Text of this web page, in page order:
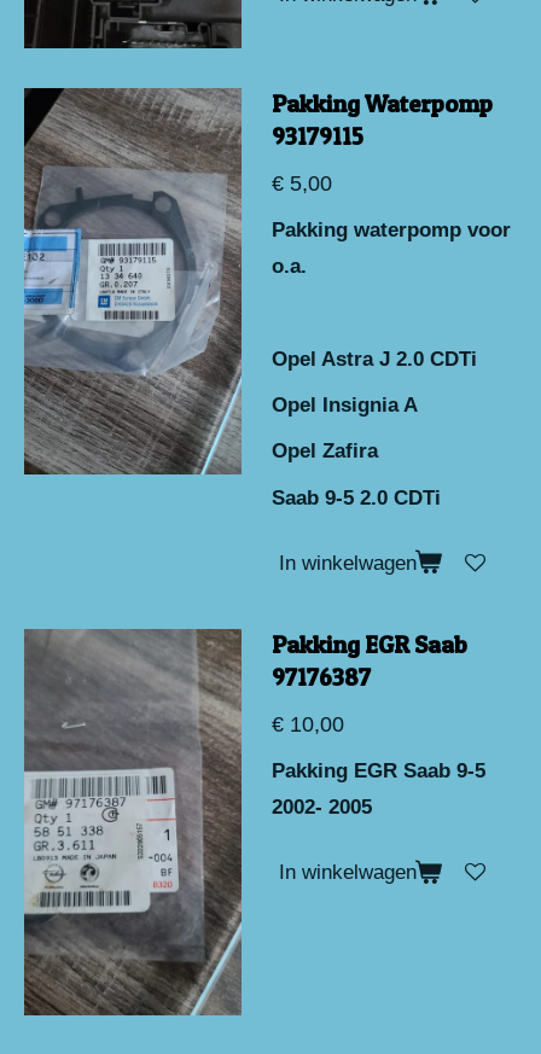
Pakking Waterpomp
93179115
€ 5,00
Pakking waterpomp voor
o.a.
Opel Astra J 2.0 CDTi
Opel Insignia A
Opel Zafira
Saab 9-5 2.0 CDTi
In winkelwagen
Pakking EGR Saab
97176387
€ 10,00
Pakking EGR Saab 9-5
2002- 2005
In winkelwagen